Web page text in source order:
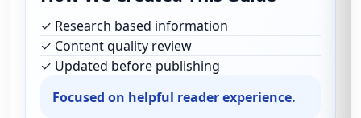
✓ Research based information
✓ Content quality review
✓ Updated before publishing
Focused on helpful reader experience.